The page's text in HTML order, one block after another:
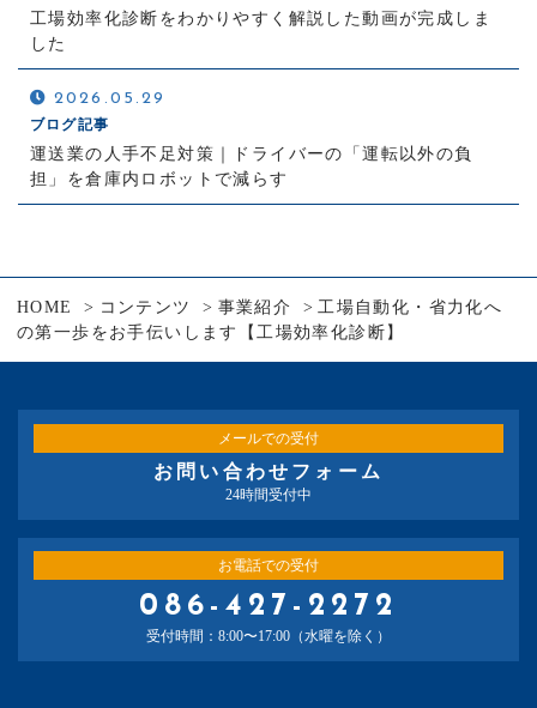
工場効率化診断をわかりやすく解説した動画が完成しま
した
2026.05.29
ブログ記事
運送業の人手不足対策｜ドライバーの「運転以外の負
担」を倉庫内ロボットで減らす
HOME コンテンツ 事業紹介
工場自動化・省力化へ
の第一歩をお手伝いします【工場効率化診断】
メールでの受付
お問い合わせフォーム
24時間受付中
お電話での受付
086-427-2272
受付時間：8:00〜17:00（水曜を除く）